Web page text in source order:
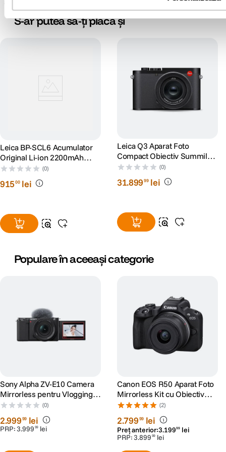
STOCARE:
WiFi Da
Interfata
computer
Mod alimentare 1 x BC-DC 13 Acumulator reincarcabil
acumulator
BP-DC13
Dimensiuni 134.6 x 68.6 x 33.0 mm
sau erori ale produselor software, fara a anunta in prealabil.
S-ar putea să-ți placă și
Leica BP-SCL6 Acumulator
Original Li-ion 2200mAh
8.4V pentru Leica Q3/Q2
(0)
91500 lei
Leica Q3 Aparat Foto
Compact Obiectiv Summilux
28 f/1.7 ASPH
(0)
31.89999 lei
Populare în aceeași categorie
Sony Alpha ZV-E10 Camera
Mirrorless pentru Vlogging
4K Kit cu Obiectiv 16-50mm
(0)
2.99999 lei
PRP:3.999 99 lei
Canon EOS R50 Aparat Foto
Mirrorless Kit cu Obiectiv
RF-S 18-45mm F4.5-6.3 IS
STM Negru
(2)
2.79999 lei
Preț anterior:3.19999 lei
PRP:3.899 99 lei